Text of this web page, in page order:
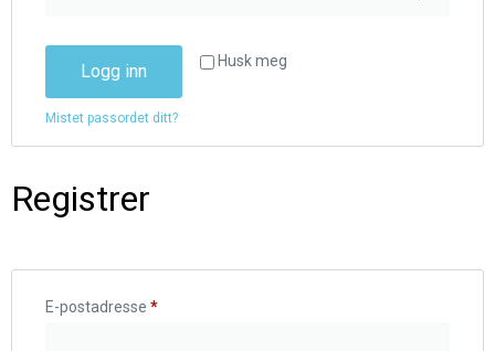
Husk meg
Logg inn
Mistet passordet ditt?
Registrer
E-postadresse *